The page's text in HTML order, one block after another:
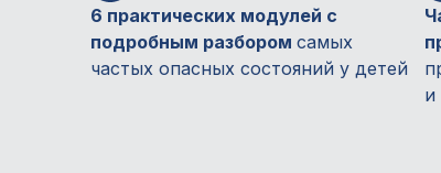
6 практических модулей с
подробным разбором самых
частых опасных состояний у детей
и